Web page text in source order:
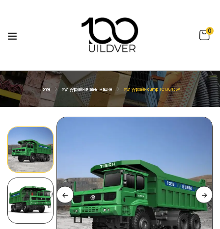
0
Home Уул уурхайн ачааны машин Уул уурхайн dump TC136/136A